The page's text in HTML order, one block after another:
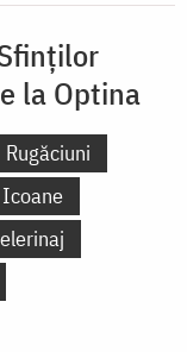
la Optina
Rugăciuni
Icoane